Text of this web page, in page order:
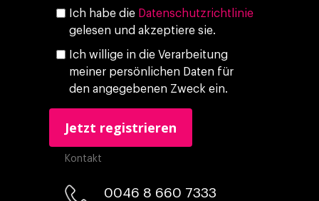
Ich habe die Datenschutzrichtlinie
gelesen und akzeptiere sie.
Ich willige in die Verarbeitung
meiner persönlichen Daten für
den angegebenen Zweck ein.
Kontakt
0046 8 660 7333​